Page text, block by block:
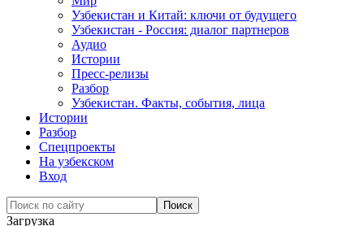
Узбекистан и Китай: ключи от будущего
Узбекистан - Россия: диалог партнеров
Аудио
Истории
Пресс-релизы
Разбор
Узбекистан. Факты, события, лица
Истории
Разбор
Спецпроекты
На узбекском
Вход
Загрузка